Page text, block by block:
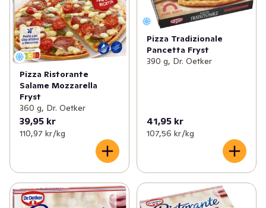
Pizza Ristorante
Salame Mozzarella
Fryst
360 g, Dr. Oetker
39,95 kr
110,97 kr /kg
Pizza Tradizionale
Pancetta Fryst
390 g, Dr. Oetker
41,95 kr
107,56 kr /kg